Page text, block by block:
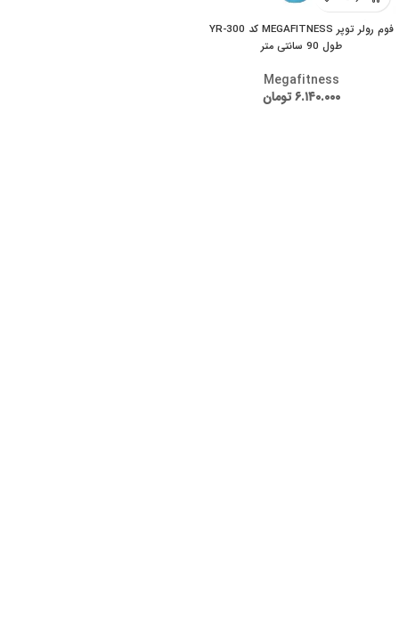
فوم رولر توپر MEGAFITNESS کد YR-300
طول 90 سانتی متر
Megafitness
۶.۱۴۰.۰۰۰تومان